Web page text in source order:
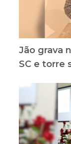
Jão grava
SC e torre